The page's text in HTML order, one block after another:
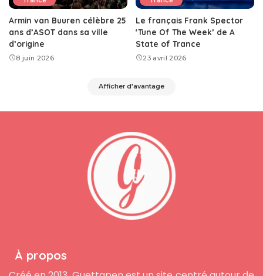
Armin van Buuren célèbre 25
ans d’ASOT dans sa ville
d’origine
8 juin 2026
Le français Frank Spector
‘Tune Of The Week’ de A
State of Trance
23 avril 2026
Afficher d'avantage
À propos